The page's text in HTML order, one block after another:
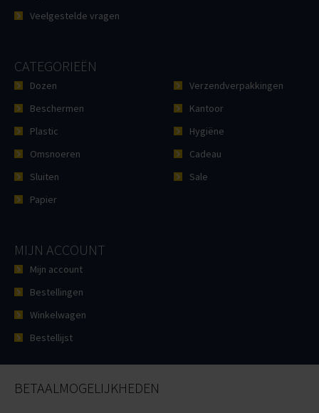
Veelgestelde vragen
CATEGORIEËN
Dozen
Beschermen
Plastic
Omsnoeren
Sluiten
Papier
Verzendverpakkingen
Kantoor
Hygiëne
Cadeau
Sale
MIJN ACCOUNT
Mijn account
Bestellingen
Winkelwagen
Bestellijst
BETAALMOGELIJKHEDEN